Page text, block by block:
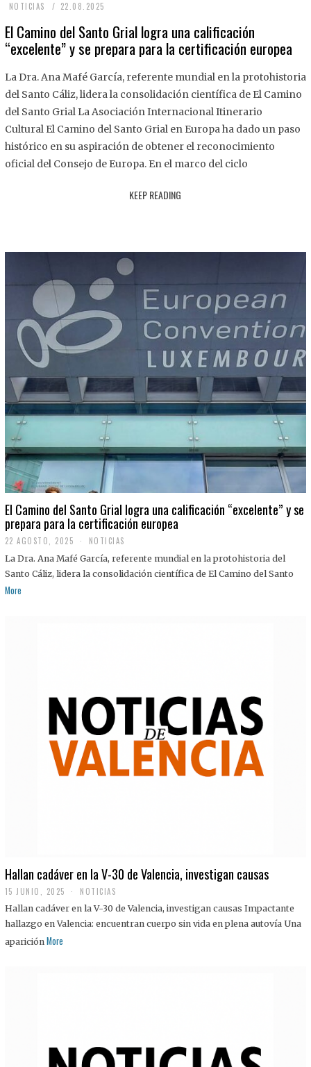
NOTICIAS 22.08.2025
.
8
2
2
El Camino del Santo Grial logra una calificación
“excelente” y se prepara para la certificación europea
La Dra. Ana Mafé García, referente mundial en la protohistoria
del Santo Cáliz, lidera la consolidación científica de El Camino
del Santo Grial La Asociación Internacional Itinerario
Cultural El Camino del Santo Grial en Europa ha dado un paso
histórico en su aspiración de obtener el reconocimiento
oficial del Consejo de Europa. En el marco del ciclo
KEEP READING
El Camino del Santo Grial logra una calificación “excelente” y se
prepara para la certificación europea
22 AGOSTO, 2025
2
A
G
NOTICIAS
La Dra. Ana Mafé García, referente mundial en la protohistoria del
Santo Cáliz, lidera la consolidación científica de El Camino del Santo
More
Hallan cadáver en la V-30 de Valencia, investigan causas
15 JUNIO, 2025 NOTICIAS
Hallan cadáver en la V-30 de Valencia, investigan causas Impactante
hallazgo en Valencia: encuentran cuerpo sin vida en plena autovía Una
aparición More